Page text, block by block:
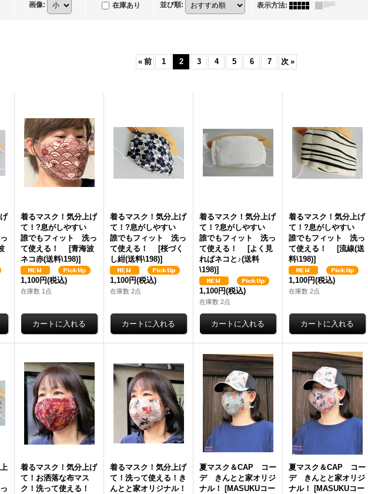
り
単
マスクぽーち 撥水加工生
地 軽い 至れり尽くせり
マスク生活を楽しもう 簡単
に消毒できる！ [ リーフグレー
（送料\198）]
希望小売価格 : 4,180円
マスクぽーち 撥水加工生
地 軽い 至れり尽くせり
マスク生活を楽しもう 簡単
に消毒できる！
[ リーフ黒（送
料\198）
希望小売価格: 4,180円
マスクぽーち 撥水加工生
地 軽い 至れり尽くせり
マスク生活を楽しもう 簡単
に消毒できる！ [小花ピンク
（送料\198）
2,970円(税込)
希望小売価格: 4,180円
画像: 在庫あり 並び順: 表示方法:
« 前 1 2 3 4 5 6 7 次 »
着るマスク！気分上げ
て！?息がしやすい
誰でもフィット 洗っ
て使える！
[青海波
ネコ赤(送料\198)]
1,100円(税込)
在庫数 1点
着るマスク！気分上げ
て！?息がしやすい
誰でもフィット 洗っ
て使える！
[桜づく
し紺(送料\198)]
1,100円(税込)
在庫数 2点
着るマスク！気分上げ
て！?息がしやすい
誰でもフィット 洗っ
て使える！
[よく見
ればネコと♪(送料
\198)]
1,100円(税込)
在庫数 2点
着るマスク！気分上げ
て！?息がしやすい
誰でもフィット 洗っ
て使える！
[流線(送
料\198)]
1,100円(税込)
在庫数 2点
着るマスク！気分上げ
て！お洒落な布マス
ク！洗って使える！
着るマスク！気分上げ
て！洗って使える！き
んとと家オリジナル！
夏マスク＆CAP コー
デ きんとと家オリジ
ナル！
[MASUKUコー
夏マスク＆CAP コー
デ きんとと家オリジ
ナル！
[MASUKUコー